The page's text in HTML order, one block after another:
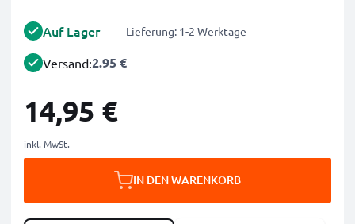
Auf Lager Lieferung: 1-2 Werktage
Versand:2.95 €
14,95 €
inkl. MwSt.
IN DEN WARENKORB